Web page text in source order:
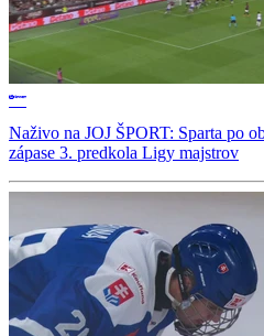
Naživo na JOJ ŠPORT: Sparta po
zápase 3. predkola Ligy majstrov